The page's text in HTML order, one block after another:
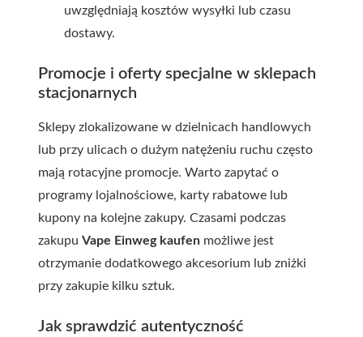
uwzględniają kosztów wysyłki lub czasu
dostawy.
Promocje i oferty specjalne w sklepach
stacjonarnych
Sklepy zlokalizowane w dzielnicach handlowych
lub przy ulicach o dużym natężeniu ruchu często
mają rotacyjne promocje. Warto zapytać o
programy lojalnościowe, karty rabatowe lub
kupony na kolejne zakupy. Czasami podczas
zakupu Vape Einweg kaufen możliwe jest
otrzymanie dodatkowego akcesorium lub zniżki
przy zakupie kilku sztuk.
Jak sprawdzić autentyczność